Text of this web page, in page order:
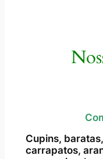
Cupins,
carrapatos,